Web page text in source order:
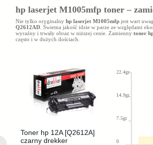
hp laserjet M1005mfp toner –
Nie tylko oryginalny hp laserjet M1005mfp jest wart
Q2612AD . Świetna jakość idzie w parze ze względami
wyraźny i trwały obraz w niższej cenie. Zamienny toner
często i w dużych ilościach.
Toner hp 12A [Q2612A]
czarny drekker
22.4gr
14.9gr
7.5gr
0